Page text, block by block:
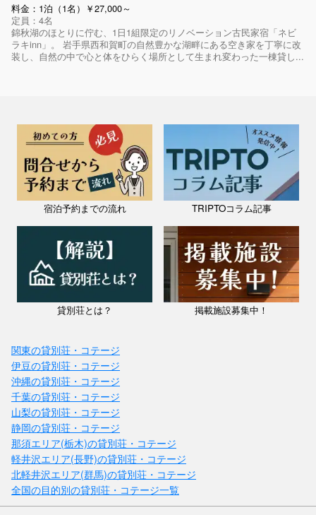
料金：1泊（1名）￥27,000～
定員：4名
錦秋湖のほとりに佇む、1日1組限定のリノベーション古民家宿「ネビ
ラキinn」。 岩手県西和賀町の自然豊かな湖畔にある空き家を丁寧に改
装し、自然の中で心と体をひらく場所として生まれ変わった一棟貸し...
宿泊予約までの流れ TRIPTOコラム記事
貸別荘とは？ 掲載施設募集中！
関東の貸別荘・コテージ
伊豆の貸別荘・コテージ
沖縄の貸別荘・コテージ
千葉の貸別荘・コテージ
山梨の貸別荘・コテージ
静岡の貸別荘・コテージ
那須エリア(栃木)の貸別荘・コテージ
軽井沢エリア(長野)の貸別荘・コテージ
北軽井沢エリア(群馬)の貸別荘・コテージ
全国の目的別の貸別荘・コテージ一覧